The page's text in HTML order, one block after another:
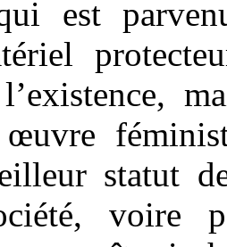
est
statut
voire